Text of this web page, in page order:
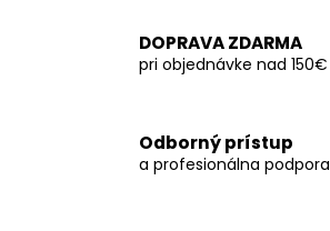
DOPRAVA ZDARMA
pri objednávke nad 150€
Odborný prístup
a profesionálna podpora